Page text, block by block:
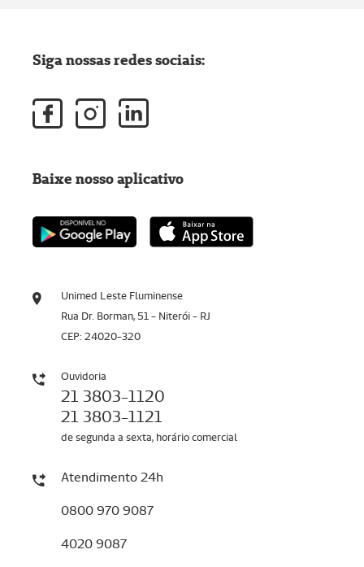
Unimed Leste Fluminense
Rua Dr. Borman, 51 - Niterói - RJ
CEP: 24020-320
Ouvidoria
21 3803-1120
21 3803-1121
de segunda a sexta, horário comercial
Atendimento 24h
0800 970 9087
4020 9087
Siga nossas redes sociais:
Baixe nosso aplicativo